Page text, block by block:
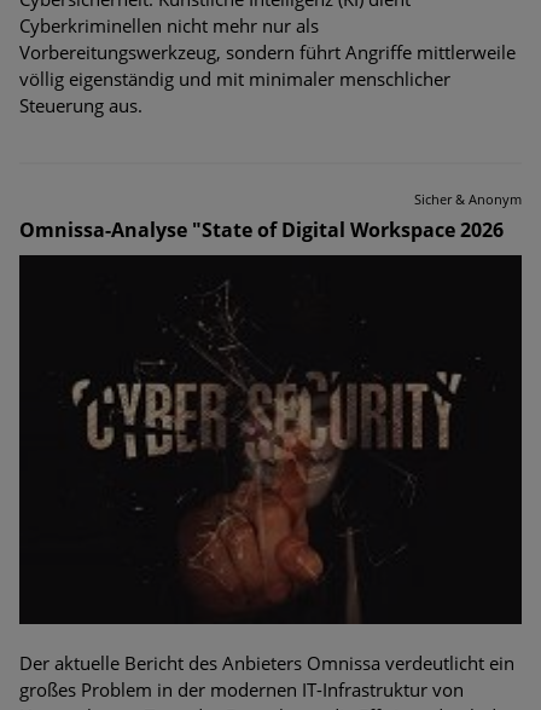
Cyberkriminellen nicht mehr nur als
Vorbereitungswerkzeug, sondern führt Angriffe mittlerweile
völlig eigenständig und mit minimaler menschlicher
Steuerung aus.
Sicher & Anonym
Omnissa-Analyse "State of Digital Workspace 2026
Der aktuelle Bericht des Anbieters Omnissa verdeutlicht ein
großes Problem in der modernen IT-Infrastruktur von